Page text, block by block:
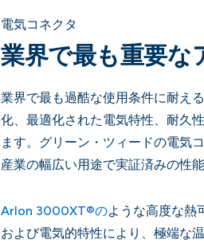
電気コネクタ
業界で最も重要な
業界で最も過酷な使用条件に耐え
化、最適化された電気特性、耐久
ます。グリーン・ツィードの電気
産業の幅広い用途で実証済みの性
Arlon 3000XT®のような高度な熱
および電気的特性により、極端な